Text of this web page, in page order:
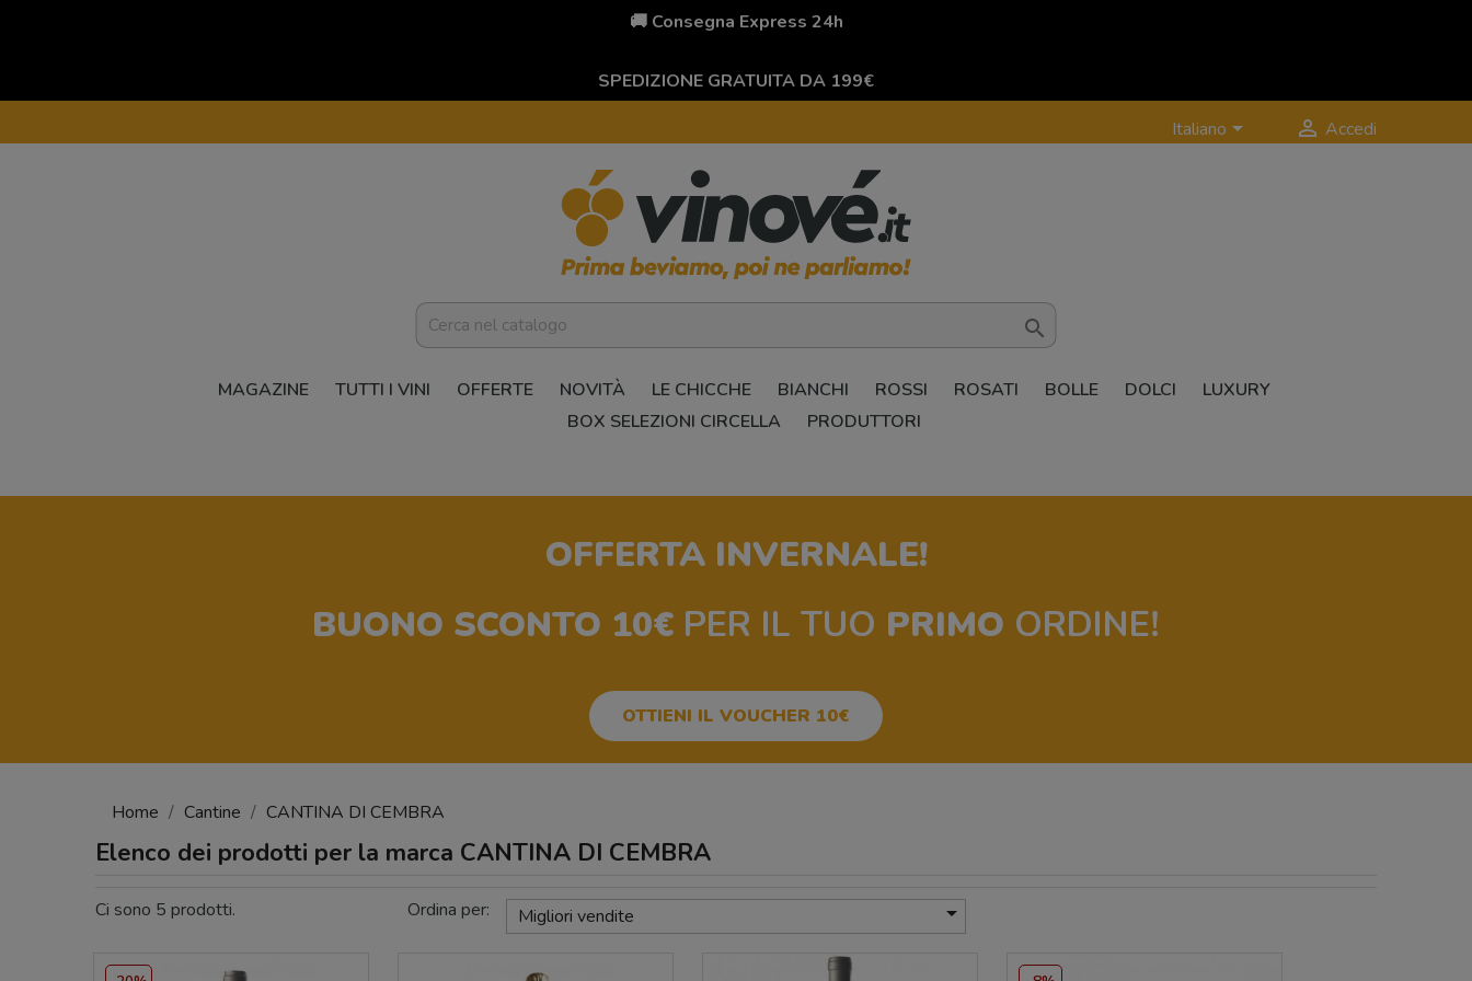
🚚 Consegna Express 24h
SPEDIZIONE GRATUITA DA 199€
Italiano  Accedi

MAGAZINE TUTTI I VINI OFFERTE NOVITÀ LE CHICCHE BIANCHI ROSSI ROSATI BOLLE DOLCI
LUXURY
BOX SELEZIONI CIRCELLA
PRODUTTORI
OFFERTA INVERNALE!
BUONO SCONTO 10€ PER IL TUO PRIMO ORDINE!
OTTIENI IL VOUCHER 10€
Home Cantine CANTINA DI CEMBRA
Elenco dei prodotti per la marca CANTINA DI CEMBRA
Ci sono 5 prodotti. Ordina per: Migliori vendite 